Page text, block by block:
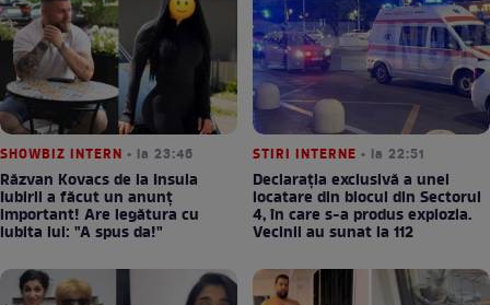
SHOWBIZ INTERN • la 23:46
Răzvan Kovacs de la Insula
Iubirii a făcut un anunț
important! Are legătura cu
iubita lui: "A spus da!"
STIRI INTERNE • la 22:51
Declarația exclusivă a unei
locatare din blocul din Sectorul
4, în care s-a produs explozia.
Vecinii au sunat la 112